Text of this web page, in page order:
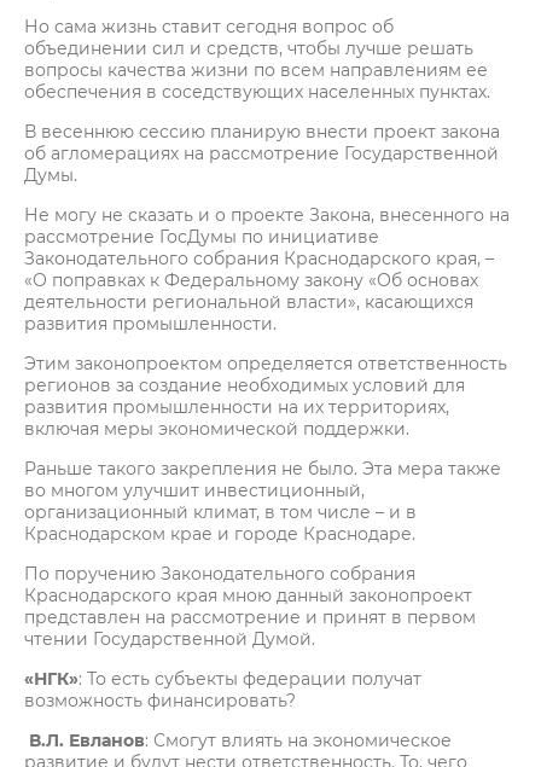
Но сама жизнь ставит сегодня вопрос об
объединении сил и средств, чтобы лучше решать
вопросы качества жизни по всем направлениям ее
обеспечения в соседствующих населенных пунктах.
В весеннюю сессию планирую внести проект закона
об агломерациях на рассмотрение Государственной
Думы.
Не могу не сказать и о проекте Закона, внесенного на
рассмотрение ГосДумы по инициативе
Законодательного собрания Краснодарского края, –
«О поправках к Федеральному закону «Об основах
деятельности региональной власти», касающихся
развития промышленности.
Этим законопроектом определяется ответственность
регионов за создание необходимых условий для
развития промышленности на их территориях,
включая меры экономической поддержки.
Раньше такого закрепления не было. Эта мера также
во многом улучшит инвестиционный,
организационный климат, в том числе – и в
Краснодарском крае и городе Краснодаре.
По поручению Законодательного собрания
Краснодарского края мною данный законопроект
представлен на рассмотрение и принят в первом
чтении Государственной Думой.
«НГК»: То есть субъекты федерации получат
возможность финансировать?
В.Л. Евланов: Смогут влиять на экономическое
развитие и будут нести ответственность. То, чего